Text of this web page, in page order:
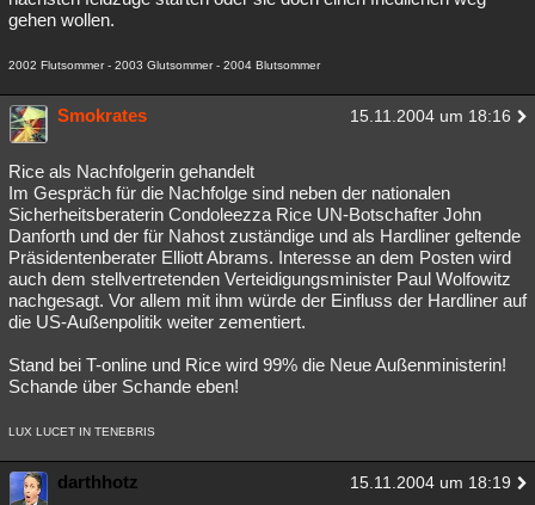
gehen wollen.
2002 Flutsommer - 2003 Glutsommer - 2004 Blutsommer
Smokrates 15.11.2004 um 18:16
Rice als Nachfolgerin gehandelt
Im Gespräch für die Nachfolge sind neben der nationalen
Sicherheitsberaterin Condoleezza Rice UN-Botschafter John
Danforth und der für Nahost zuständige und als Hardliner geltende
Präsidentenberater Elliott Abrams. Interesse an dem Posten wird
auch dem stellvertretenden Verteidigungsminister Paul Wolfowitz
nachgesagt. Vor allem mit ihm würde der Einfluss der Hardliner auf
die US-Außenpolitik weiter zementiert.
Stand bei T-online und Rice wird 99% die Neue Außenministerin!
Schande über Schande eben!
LUX LUCET IN TENEBRIS
darthhotz 15.11.2004 um 18:19